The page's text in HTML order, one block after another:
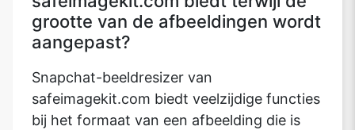
grootte van de afbeeldingen wordt
aangepast?
Snapchat-beeldresizer van
safeimagekit.com biedt veelzijdige functies
bij het formaat van een afbeelding die is